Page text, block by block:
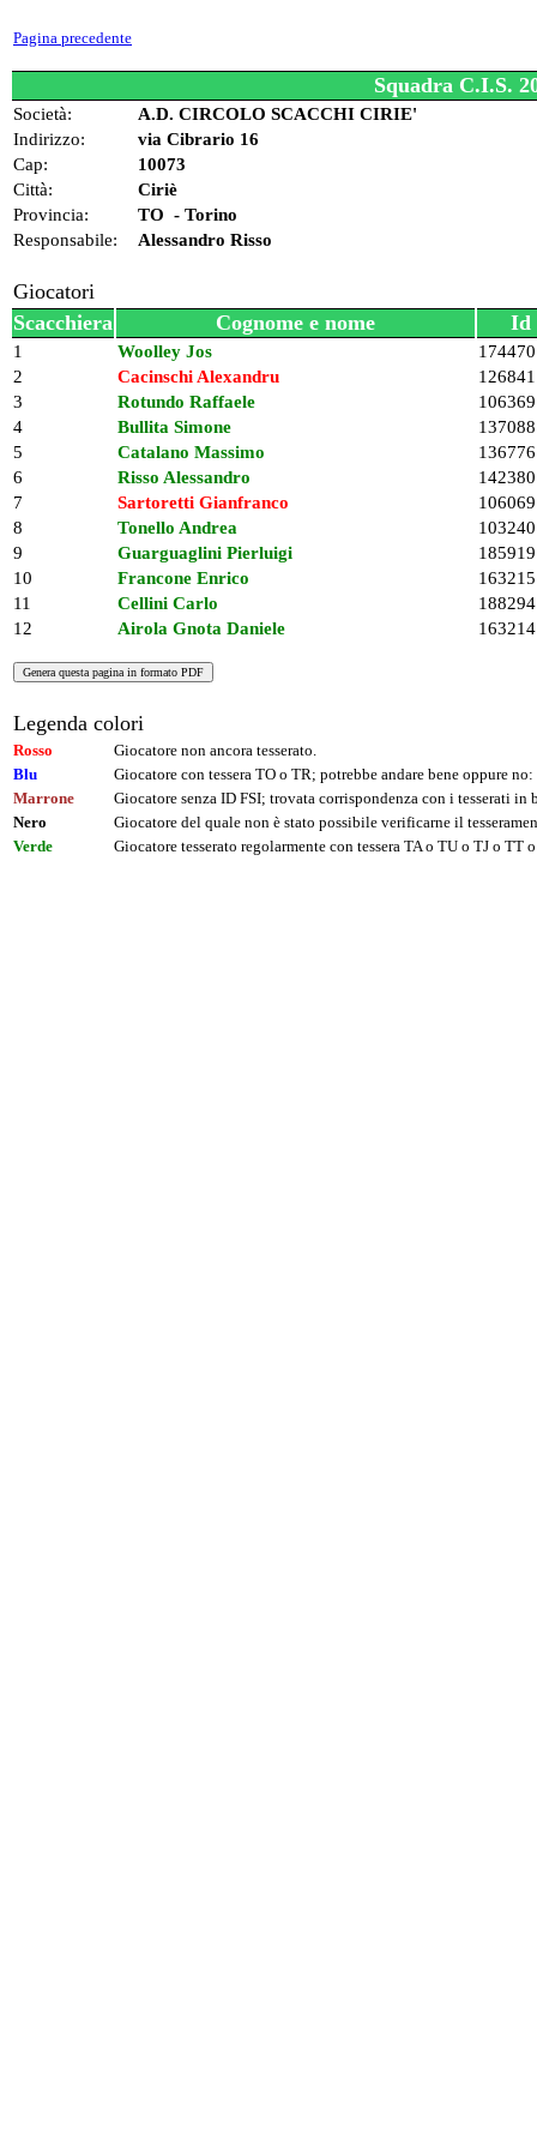
Pagina precedente
Squadra C.I.S.
Società:
A.D. CIRCOLO SCACCHI CIRIE'
Indirizzo:
via Cibrario 16
Cap:
10073
Città:
Ciriè
Provincia:
TO - Torino
Responsabile:
Alessandro Risso
Giocatori
Scacchiera
Cognome e nome Id
1 Woolley Jos
174470
2
Cacinschi Alexandru
126841
3
Rotundo Raffaele
106369
4
Bullita Simone
137088
5
Catalano Massimo
136776
6
Risso Alessandro
142380
7
Sartoretti Gianfranco
106069
8
Tonello Andrea
103240
9
Guarguaglini Pierluigi
185919
10
Francone Enrico
163215
11
Cellini Carlo
188294
12
Airola Gnota Daniele 163214
Legenda colori
Rosso
Giocatore non ancora tesserato.
Blu
Giocatore con tessera TO o TR; potrebbe andare bene oppure
Marrone
Giocatore senza ID FSI; trovata corrispondenza con i tesserati
Nero
Giocatore del quale non è stato possibile verificarne il
Verde
Giocatore tesserato regolarmente con tessera TA o TU o TJ o TT